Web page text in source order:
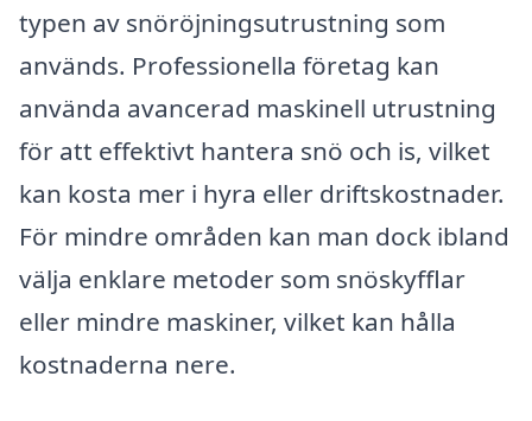
typen av snöröjningsutrustning som
används. Professionella företag kan
använda avancerad maskinell utrustning
för att effektivt hantera snö och is, vilket
kan kosta mer i hyra eller driftskostnader.
För mindre områden kan man dock ibland
välja enklare metoder som snöskyfflar
eller mindre maskiner, vilket kan hålla
kostnaderna nere.